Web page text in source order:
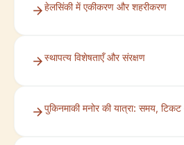
हेलसिंकी में एकीकरण और शहरीकरण
स्थापत्य विशेषताएँ और संरक्षण
पुकिनमाकी मनोर की यात्रा: समय,